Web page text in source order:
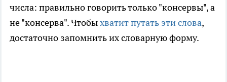
числа: правильно говорить только "консервы", а
не "консерва". Чтобыхватит путать эти слова,
достаточно запомнить их словарную форму.